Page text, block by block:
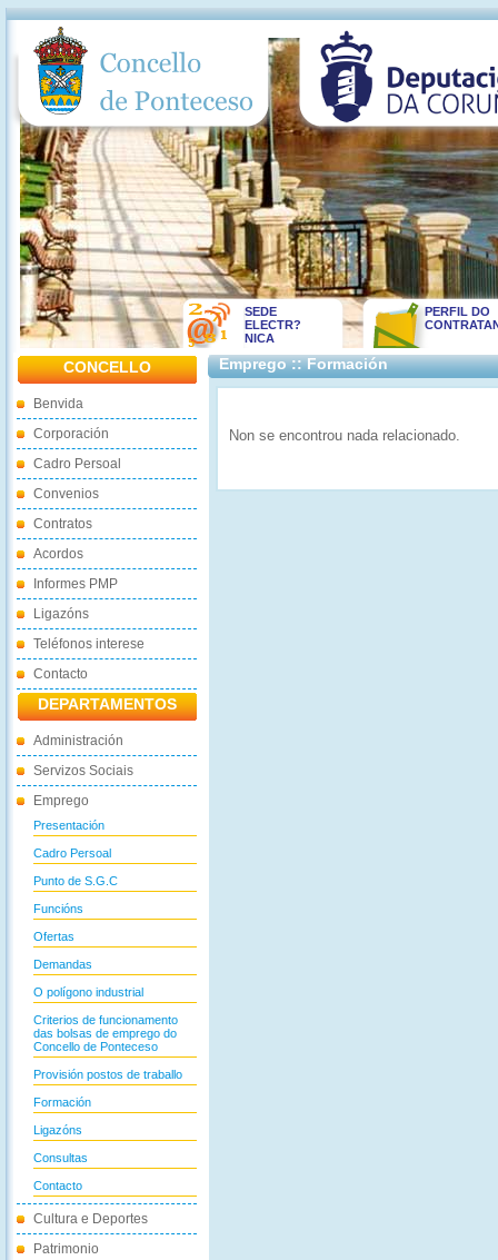
SEDE
ELECTR?
NICA
PERFIL DO
CONCELLO
Benvida
Corporación
Cadro Persoal
Convenios
Contratos
Acordos
Informes PMP
Ligazóns
Teléfonos interese
Contacto
DEPARTAMENTOS
Administración
Servizos Sociais
Emprego
Presentación
Cadro Persoal
Punto de S.G.C
Funcións
Ofertas
Demandas
O polígono industrial
Criterios de funcionamento
das bolsas de emprego do
Concello de Ponteceso
Provisión postos de traballo
Formación
Ligazóns
Consultas
Contacto
Cultura e Deportes
Patrimonio
Emprego :: Formación
Non se encontrou nada relacionado.